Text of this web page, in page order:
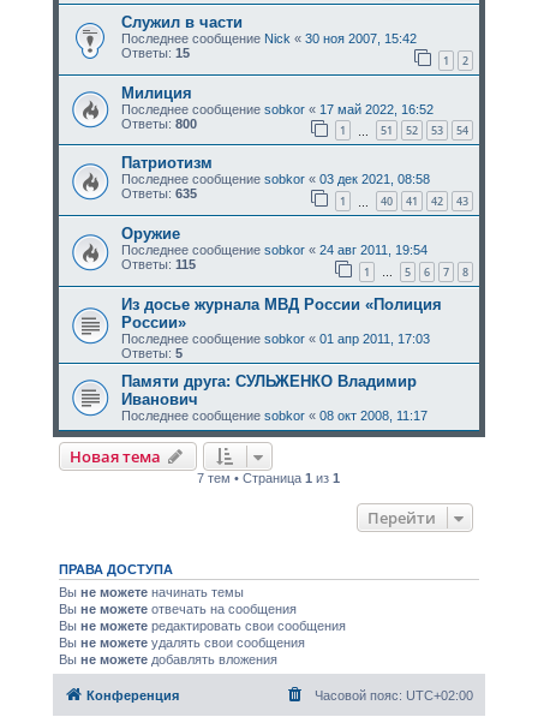
Служил в части
Последнее сообщение Nick « 30 ноя 2007, 15:42
Ответы: 15 1 2
Милиция
Последнее сообщение sobkor« 17 май 2022, 16:52
Ответы: 800 1 51 52 53 54
Патриотизм
Последнее сообщение sobkor« 03 дек 2021, 08:58
Ответы: 635 1 40 41 42 43
Оружие
Последнее сообщение sobkor« 24 авг 2011, 19:54
Ответы: 115 1 … 5 6 7 8
Из досье журнала МВД России «Полиция
России»
Последнее сообщение sobkor« 01 апр 2011, 17:03
Ответы: 5
Памяти друга: СУЛЬЖЕНКО Владимир
Иванович
Последнее сообщение sobkor« 08 окт 2008, 11:17
Новая тема
7 тем • Страница1 из1
Перейти
ПРАВА ДОСТУПА
Вы не можетеначинать темы
Вы не можетеотвечать на сообщения
Вы не можетередактировать свои сообщения
Вы не можетеудалять свои сообщения
Вы не можетедобавлять вложения
Конференция Часовой пояс: UTC+02:00